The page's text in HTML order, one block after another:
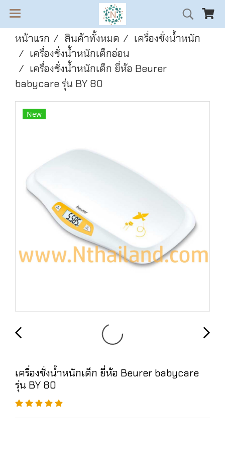
หน้าแรก สินค้าทั้งหมด
เครื่องชั่งน้ำหนัก
เครื่องชั่งน้ำหนักเด็กอ่อน
เครื่องชั่งน้ำหนักเด็ก ยี่ห้อ Beurer
babycare รุ่น BY 80
New
เครื่องชั่งน้ำหนักเด็ก ยี่ห้อ Beurer babycare
รุ่น BY 80